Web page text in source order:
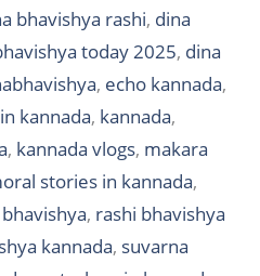
bhavishya rashi, dina
today 2025, dina
, echo kannada,
kannada, kannada,
, kannada vlogs, makara
stories in kannada,
, rashi bhavishya
kannada, suvarna